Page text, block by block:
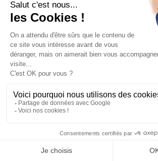
Boulevard Charles de Gaulle 80
Mardi 20 Octobre 2026
11:00 - 11:30
111€
Test psychotechnique